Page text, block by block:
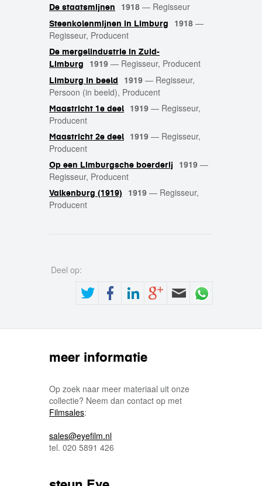
De staatsmijnen 1918 — Regisseur
Steenkolenmijnen in Limburg 1918 —
Regisseur, Producent
De mergelindustrie in Zuid-
Limburg
1919 — Regisseur, Producent
Limburg in beeld 1919 — Regisseur,
Persoon (in beeld), Producent
Maastricht 1e deel 1919 — Regisseur,
Producent
Maastricht 2e deel 1919 — Regisseur,
Producent
Op een Limburgsche boerderij 1919 —
Regisseur, Producent
Valkenburg (1919) 1919 — Regisseur,
Producent
Deel op:
meer informatie
Op zoek naar meer materiaal uit onze
collectie? Neem dan contact op met
Filmsales:
sales@eyefilm.nl
tel. 020 5891 426